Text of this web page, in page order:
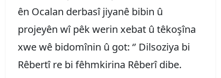
ên Ocalan derbasî jiyanê bibin û
projeyên wî pêk werin xebat û têkoşîna
xwe wê bidomînin û got: ‘’ Dilsoziya bi
Rêbertî re bi fêhmkirina Rêberî dibe.